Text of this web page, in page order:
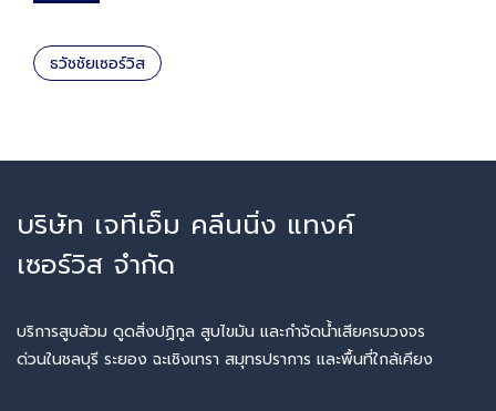
ธวัชชัยเซอร์วิส
บริษัท เจทีเอ็ม คลีนนิ่ง แทงค์
เซอร์วิส จำกัด
บริการสูบส้วม ดูดสิ่งปฏิกูล สูบไขมัน และกำจัดน้ำเสียครบวงจร
ด่วนในชลบุรี ระยอง ฉะเชิงเทรา สมุทรปราการ และพื้นที่ใกล้เคียง